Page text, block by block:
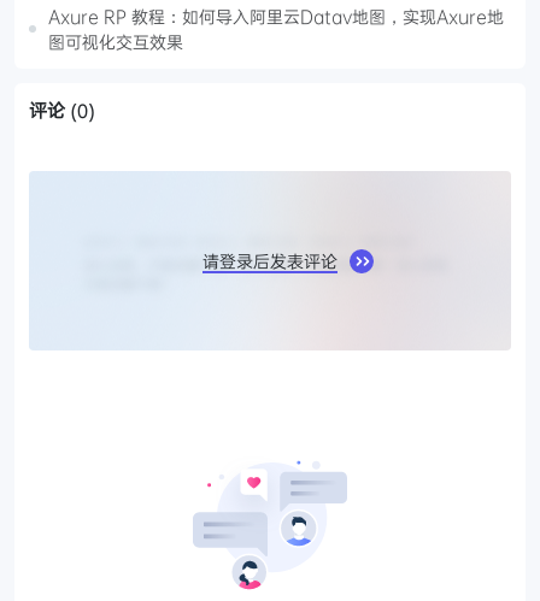
Axure RP 教程：如何导入阿里云Datav地图，实现Axure地
图可视化交互效果
评论 (0)
请登录后发表评论